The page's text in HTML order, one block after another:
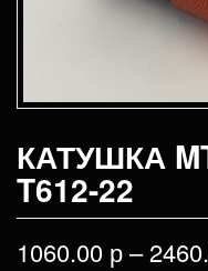
КАТУШКА
T612-22
1060.00 р–